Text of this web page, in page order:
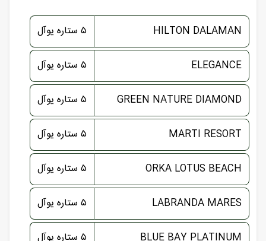
HILTON DALAMAN ۵ ستاره یوآل
ELEGANCE ۵ ستاره یوآل
GREEN NATURE DIAMOND ۵ ستاره یوآل
MARTI RESORT ۵ ستاره یوآل
ORKA LOTUS BEACH ۵ ستاره یوآل
LABRANDA MARES ۵ ستاره یوآل
BLUE BAY PLATINUM ۵ ستاره یوآل